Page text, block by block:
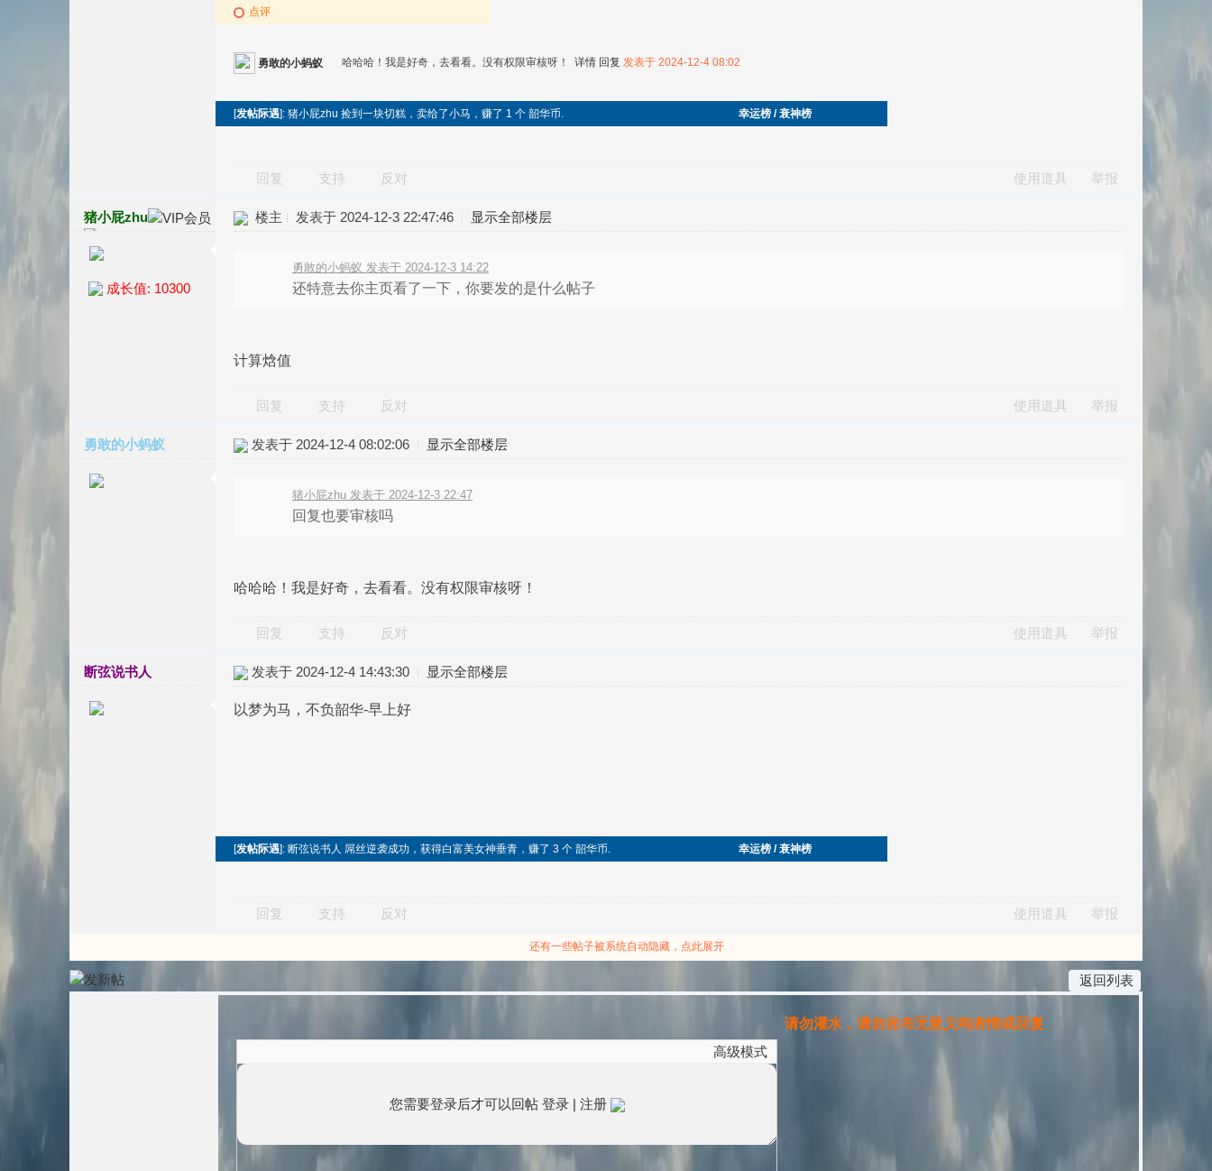
点评
勇敢的小蚂蚁 哈哈哈！我是好奇，去看看。没有权限审核呀！ 详情 回复 发表于 2024-12-4 08:02
[发帖际遇]: 猪小屁zhu 捡到一块切糕，卖给了小马，赚了 1 个 韶华币. 幸运榜 / 衰神榜
回复 支持 反对 使用道具 举报
猪小屁zhu
成长值: 10300
楼主 发表于 2024-12-3 22:47:46 显示全部楼层
勇敢的小蚂蚁 发表于 2024-12-3 14:22
还特意去你主页看了一下，你要发的是什么帖子
计算焓值
回复 支持 反对 使用道具 举报
勇敢的小蚂蚁 发表于 2024-12-4 08:02:06 显示全部楼层
猪小屁zhu 发表于 2024-12-3 22:47
回复也要审核吗
哈哈哈！我是好奇，去看看。没有权限审核呀！
回复 支持 反对 使用道具 举报
断弦说书人 发表于 2024-12-4 14:43:30 显示全部楼层
以梦为马，不负韶华-早上好
[发帖际遇]: 断弦说书人 屌丝逆袭成功，获得白富美女神垂青，赚了 3 个 韶华币. 幸运榜 / 衰神榜
回复 支持 反对 使用道具 举报
还有一些帖子被系统自动隐藏，点此展开
返回列表
请勿灌水，请勿发布无意义纯表情或回复
高级模式
您需要登录后才可以回帖 登录| 注册